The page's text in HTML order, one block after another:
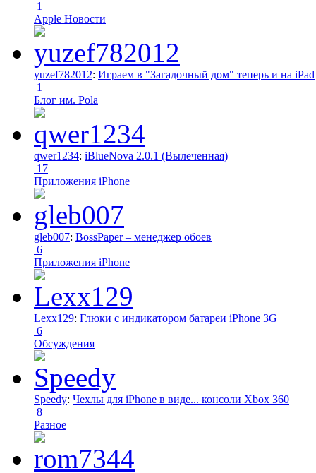
1
Apple Новости
yuzef782012: Играем в "Загадочный дом" теперь и на iPad
1
Блог им. Pola
qwer1234: iBlueNova 2.0.1 (Вылеченная)
17
Приложения iPhone
gleb007: BossPaper – менеджер обоев
6
Приложения iPhone
Lexx129: Глюки с индикатором батареи iPhone 3G
6
Обсуждения
Speedy: Чехлы для iPhone в виде... консоли Xbox 360
8
Разное